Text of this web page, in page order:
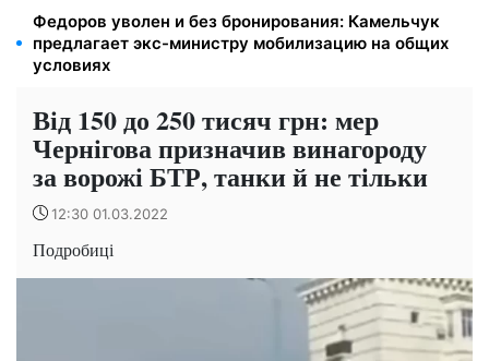
Федоров уволен и без бронирования: Камельчук
предлагает экс-министру мобилизацию на общих
условиях
Від 150 до 250 тисяч грн: мер
Чернігова призначив винагороду
за ворожі БТР, танки й не тільки
12:30 01.03.2022
Подробиці